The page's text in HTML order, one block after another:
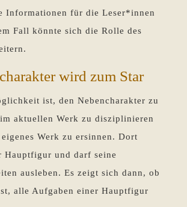
Informationen für die Leser*innen
Fall könnte sich die Rolle des
wird zum Star
ist, den Nebencharakter zu
aktuellen Werk zu disziplinieren
Werk zu ersinnen. Dort
Hauptfigur und darf seine
ausleben. Es zeigt sich dann, ob
alle Aufgaben einer Hauptfigur